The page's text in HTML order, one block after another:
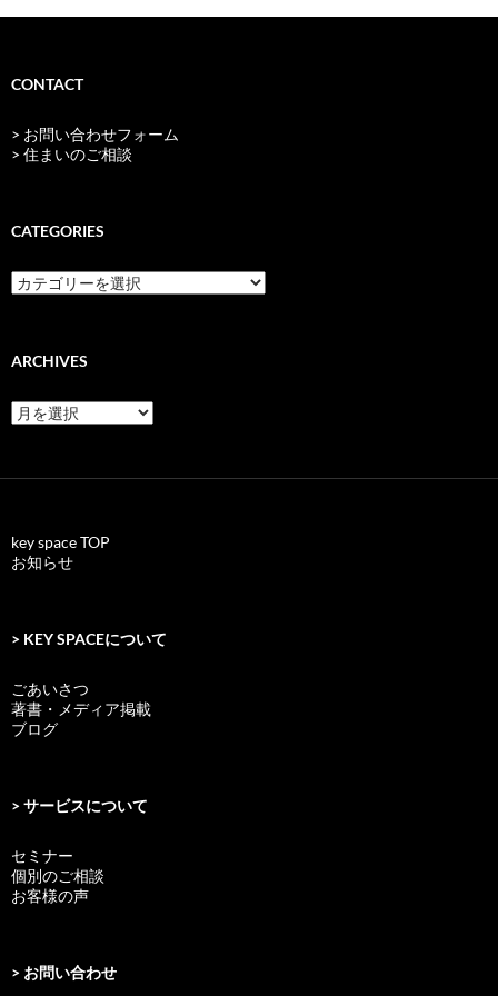
CONTACT
> お問い合わせフォーム
> 住まいのご相談
CATEGORIES
categories
ARCHIVES
archives
key space TOP
お知らせ
> KEY SPACEについて
ごあいさつ
著書・メディア掲載
ブログ
> サービスについて
セミナー
個別のご相談
お客様の声
> お問い合わせ